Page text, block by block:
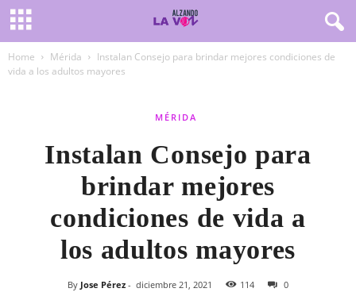
Home Mérida
Instalan Consejo para brindar mejores condiciones de
vida a los adultos mayores
MÉRIDA
Instalan Consejo para
brindar mejores
condiciones de vida a
los adultos mayores
By Jose Pérez - diciembre 21, 2021 114 0